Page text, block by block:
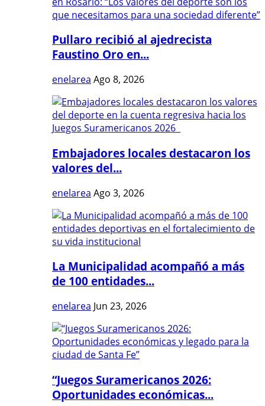
Pullaro recibió al ajedrecista
Faustino Oro en...
enelarea Ago 8, 2026
Embajadores locales destacaron los
valores del...
enelarea Ago 3, 2026
La Municipalidad acompañó a más
de 100 entidades...
enelarea Jun 23, 2026
“Juegos Suramericanos 2026:
Oportunidades económicas...